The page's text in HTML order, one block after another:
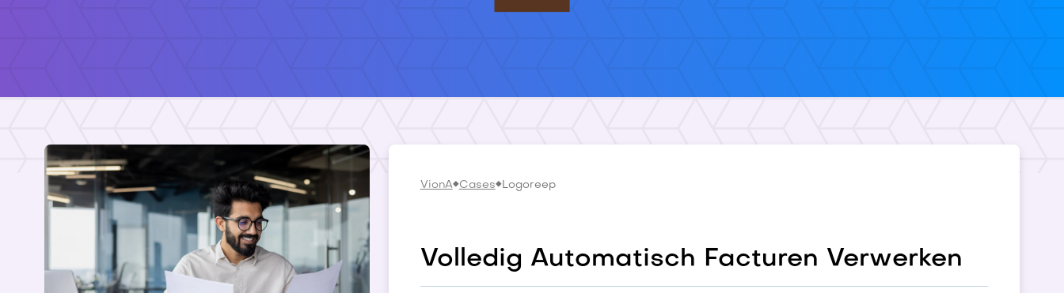
VionA Cases Logoreep
Volledig Automatisch Facturen Verwerken